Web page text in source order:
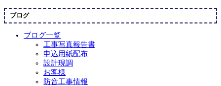
ブログ
ブログ一覧
工事写真報告書
申込用紙配布
設計現調
お客様
防音工事情報